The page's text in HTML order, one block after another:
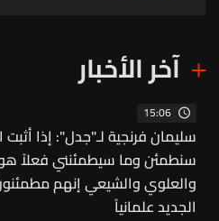
آخر الأخبار
15:06
سليمان فرنجية لـ"جدل": إذا
سنطمئن وما سيطمئنني فعلاً
والعلوي والشيعي إنهم
الجديد علمانياً